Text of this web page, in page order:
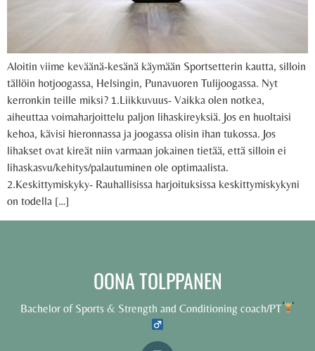
Aloitin viime keväänä-kesänä käymään Sportsetterin kautta, silloin
tällöin hotjoogassa, Helsingin, Punavuoren Tulijoogassa. Nyt
kerronkin teille miksi? 1.Liikkuvuus- Vaikka olen notkea,
aiheuttaa voimaharjoittelu paljon lihaskireyksiä. Jos en huoltaisi
kehoa, kävisi hieronnassa ja joogassa olisin ihan tukossa. Jos
lihakset ovat kireät niin varmaan jokainen tietää, että silloin ei
lihaskasvu/kehitys/palautuminen ole optimaalista.
2.Keskittymiskyky- Rauhallisissa harjoituksissa keskittymiskykyni
on todella […]
OONA TOLPPANEN
Bachelor of Sports & Strength and Conditioning coach/PT